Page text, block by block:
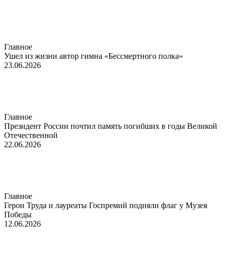
Главное
Ушел из жизни автор гимна «Бессмертного полка»
23.06.2026
Главное
Президент России почтил память погибших в годы Великой
Отечественной
22.06.2026
Главное
Герои Труда и лауреаты Госпремий подняли флаг у Музея
Победы
12.06.2026